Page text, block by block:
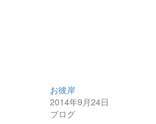
お彼岸
2014年9月24日
ブログ